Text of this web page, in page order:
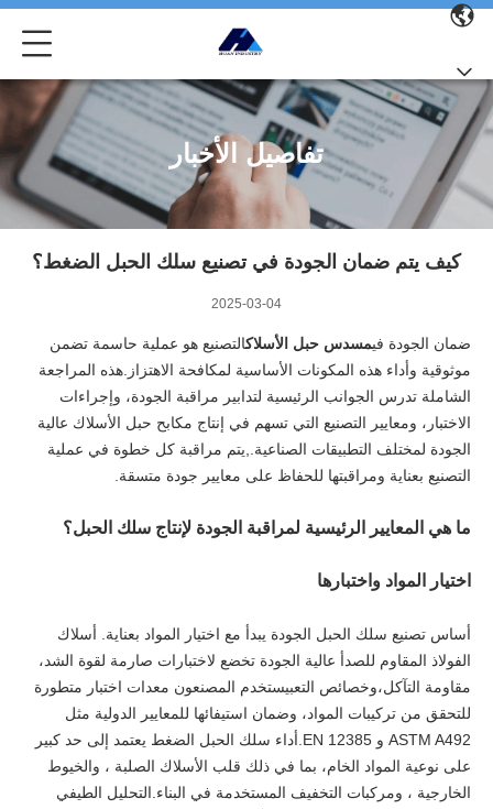
تفاصيل الأخبار
كيف يتم ضمان الجودة في تصنيع سلك الحبل الضغط؟
2025-03-04
ضمان الجودة فيمسدس حبل الأسلاكالتصنيع هو عملية حاسمة تضمن
موثوقية وأداء هذه المكونات الأساسية لمكافحة الاهتزاز.هذه المراجعة
الشاملة تدرس الجوانب الرئيسية لتدابير مراقبة الجودة، وإجراءات
الاختبار، ومعايير التصنيع التي تسهم في إنتاج مكابح حبل الأسلاك عالية
الجودة لمختلف التطبيقات الصناعية.,يتم مراقبة كل خطوة في عملية
التصنيع بعناية ومراقبتها للحفاظ على معايير جودة متسقة.
ما هي المعايير الرئيسية لمراقبة الجودة لإنتاج سلك الحبل؟
اختيار المواد واختبارها
أساس تصنيع سلك الحبل الجودة يبدأ مع اختيار المواد بعناية. أسلاك
الفولاذ المقاوم للصدأ عالية الجودة تخضع لاختبارات صارمة لقوة الشد،
مقاومة التآكل،وخصائص التعبيستخدم المصنعون معدات اختبار متطورة
للتحقق من تركيبات المواد، وضمان استيفائها للمعايير الدولية مثل
ASTM A492 و EN 12385.أداء سلك الحبل الضغط يعتمد إلى حد كبير
على نوعية المواد الخام، بما في ذلك قلب الأسلاك الصلبة ، والخيوط
الخارجية ، ومركبات التخفيف المستخدمة في البناء.التحليل الطيفي